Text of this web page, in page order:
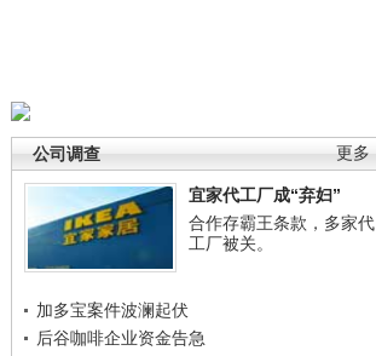
更多
公司调查
宜家代工厂成“弃妇”
合作存霸王条款，多家代
工厂被关。
加多宝案件波澜起伏
后谷咖啡企业资金告急